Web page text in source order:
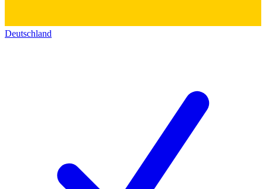
Deutschland